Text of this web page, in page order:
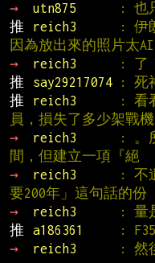
→
utn875 : 也
推
reich3
: 伊
因為放出來的照片太AI
→
reich3 : 了
推
say29217074 : 死
推
reich3
: 看
員，損失了多少架戰機
→
reich3
: 。
間，但建立一項『絕
→
reich3
: 不
要200年」這句話的份
→
reich3 : 量
推
a186361 :
→
reich3
: 然